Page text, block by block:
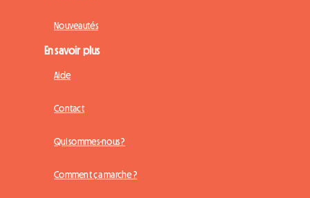
Nouveautés
En savoir plus
Aide
Contact
Qui sommes-nous ?
Comment ça marche ?